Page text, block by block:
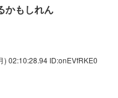
かもしれん
) 02:10:28.94 ID:onEVfRKE0